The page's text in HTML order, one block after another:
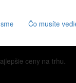
Čo musíte
ceny na trhu.